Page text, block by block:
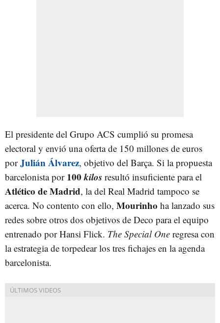
El presidente del Grupo ACS cumplió su promesa
electoral y envió una oferta de 150 millones de euros
por Julián Álvarez, objetivo del Barça. Si la propuesta
barcelonista por 100kilos resultó insuficiente para el
Atlético de Madrid, la del Real Madrid tampoco se
acerca. No contento con ello, Mourinho ha lanzado sus
redes sobre otros dos objetivos de Deco para el equipo
entrenado por Hansi Flick. The Special One regresa con
la estrategia de torpedear los tres fichajes en la agenda
barcelonista.